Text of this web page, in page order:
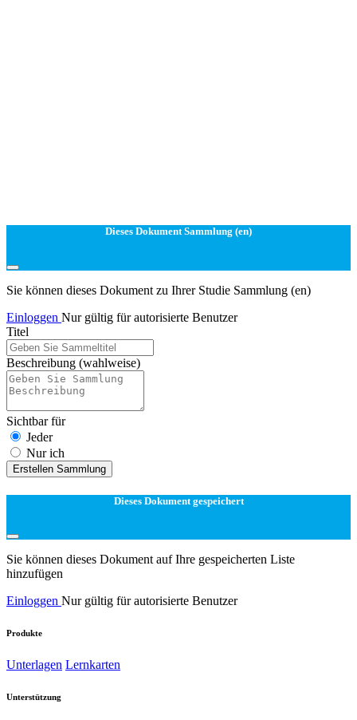
Dieses Dokument Sammlung (en)
Sie können dieses Dokument zu Ihrer Studie Sammlung (en)
Einloggen Nur gültig für autorisierte Benutzer
Titel
Beschreibung (wahlweise)
Sichtbar für
Jeder
Nur ich
Erstellen Sammlung
Dieses Dokument gespeichert
Sie können dieses Dokument auf Ihre gespeicherten Liste
hinzufügen
Einloggen Nur gültig für autorisierte Benutzer
Produkte
Unterlagen Lernkarten
Unterstützung